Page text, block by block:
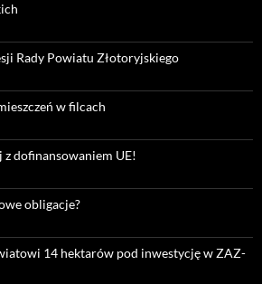
Rady Powiatu Złotoryjskiego
w filcach
dofinansowaniem UE!
obligacje?
14 hektarów pod inwestycję w ZAZ-